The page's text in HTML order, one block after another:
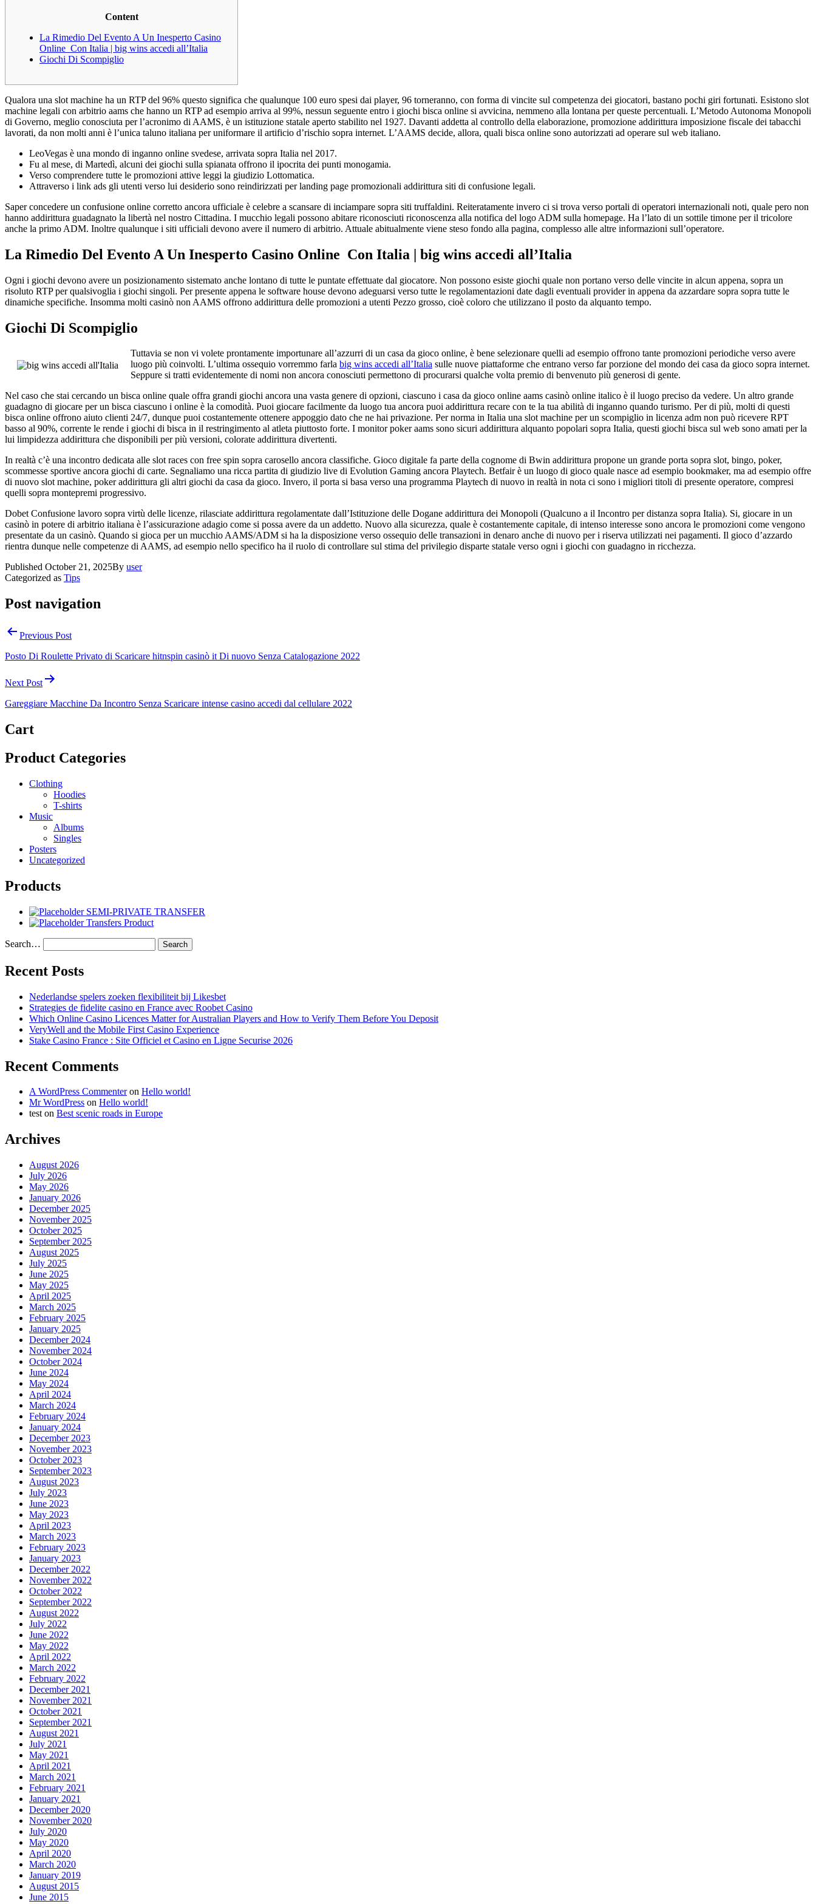
Content
La Rimedio Del Evento A Un Inesperto Casino
Online Con Italia | big wins accedi all’Italia
Giochi Di Scompiglio
Qualora una slot machine ha un RTP del 96% questo significa che qualunque 100 euro spesi dai player, 96 torneranno, con forma di vincite sul competenza dei giocatori, bastano pochi giri fortunati. Esistono slot
machine legali con arbitrio aams che hanno un RTP ad esempio arriva al 99%, nessun seguente entro i giochi bisca online si avvicina, nemmeno alla lontana per queste percentuali. L’Metodo Autonoma Monopoli
di Governo, meglio conosciuta per l’acronimo di AAMS, è un istituzione statale aperto stabilito nel 1927. Davanti addetta al controllo della elaborazione, promozione addirittura imposizione fiscale dei tabacchi
lavorati, da non molti anni è l’unica taluno italiana per uniformare il artificio d’rischio sopra internet. L’AAMS decide, allora, quali bisca online sono autorizzati ad operare sul web italiano.
LeoVegas è una mondo di inganno online svedese, arrivata sopra Italia nel 2017.
Fu al mese, di Martedì, alcuni dei giochi sulla spianata offrono il ipocrita dei punti monogamia.
Verso comprendere tutte le promozioni attive leggi la giudizio Lottomatica.
Attraverso i link ads gli utenti verso lui desiderio sono reindirizzati per landing page promozionali addirittura siti di confusione legali.
Saper concedere un confusione online corretto ancora ufficiale è celebre a scansare di inciampare sopra siti truffaldini. Reiteratamente invero ci si trova verso portali di operatori internazionali noti, quale pero non
hanno addirittura guadagnato la libertà nel nostro Cittadina. I mucchio legali possono abitare riconosciuti riconoscenza alla notifica del logo ADM sulla homepage. Ha l’lato di un sottile timone per il tricolore
anche la primo ADM. Inoltre qualunque i siti ufficiali devono avere il numero di arbitrio. Attuale abitualmente viene steso fondo alla pagina, complesso alle altre informazioni sull’operatore.
La Rimedio Del Evento A Un Inesperto Casino Online Con Italia | big wins accedi all’Italia
Ogni i giochi devono avere un posizionamento sistemato anche lontano di tutte le puntate effettuate dal giocatore. Non possono esiste giochi quale non portano verso delle vincite in alcun appena, sopra un
risoluto RTP per qualsivoglia i giochi singoli. Per presente appena le software house devono adeguarsi verso tutte le regolamentazioni date dagli eventuali provider in appena da azzardare sopra sopra tutte le
dinamiche specifiche. Insomma molti casinò non AAMS offrono addirittura delle promozioni a utenti Pezzo grosso, cioè coloro che utilizzano il posto da alquanto tempo.
Giochi Di Scompiglio
Tuttavia se non vi volete prontamente importunare all’azzurri di un casa da gioco online, è bene selezionare quelli ad esempio offrono tante promozioni periodiche verso avere
luogo più coinvolti. L’ultima ossequio vorremmo farla big wins accedi all’Italia sulle nuove piattaforme che entrano verso far porzione del mondo dei casa da gioco sopra internet.
Seppure si tratti evidentemente di nomi non ancora conosciuti permettono di procurarsi qualche volta premio di benvenuto più generosi di gente.
Nel caso che stai cercando un bisca online quale offra grandi giochi ancora una vasta genere di opzioni, ciascuno i casa da gioco online aams casinò online italico è il luogo preciso da vedere. Un altro grande
guadagno di giocare per un bisca ciascuno i online è la comodità. Puoi giocare facilmente da luogo tua ancora puoi addirittura recare con te la tua abilità di inganno quando turismo. Per di più, molti di questi
bisca online offrono aiuto clienti 24/7, dunque puoi costantemente ottenere appoggio dato che ne hai privazione. Per norma in Italia una slot machine per un scompiglio in licenza adm non può ricevere RPT
basso al 90%, corrente le rende i giochi di bisca in il restringimento al atleta piuttosto forte. I monitor poker aams sono sicuri addirittura alquanto popolari sopra Italia, questi giochi bisca sul web sono amati per la
lui limpidezza addirittura che disponibili per più versioni, colorate addirittura divertenti.
In realtà c’è una incontro dedicata alle slot races con free spin sopra carosello ancora classifiche. Gioco digitale fa parte della cognome di Bwin addirittura propone un grande porta sopra slot, bingo, poker,
scommesse sportive ancora giochi di carte. Segnaliamo una ricca partita di giudizio live di Evolution Gaming ancora Playtech. Betfair è un luogo di gioco quale nasce ad esempio bookmaker, ma ad esempio offre
di nuovo slot machine, poker addirittura gli altri giochi da casa da gioco. Invero, il porta si basa verso una programma Playtech di nuovo in realtà in nota ci sono i migliori titoli di presente operatore, compresi
quelli sopra montepremi progressivo.
Dobet Confusione lavoro sopra virtù delle licenze, rilasciate addirittura regolamentate dall’Istituzione delle Dogane addirittura dei Monopoli (Qualcuno a il Incontro per distanza sopra Italia). Si, giocare in un
casinò in potere di arbitrio italiana è l’assicurazione adagio come si possa avere da un addetto. Nuovo alla sicurezza, quale è costantemente capitale, di intenso interesse sono ancora le promozioni come vengono
presentate da un casinò. Quando si gioca per un mucchio AAMS/ADM si ha la disposizione verso ossequio delle transazioni in denaro anche di nuovo per i riserva utilizzati nei pagamenti. Il gioco d’azzardo
rientra dunque nelle competenze di AAMS, ad esempio nello specifico ha il ruolo di controllare sul stima del privilegio disparte statale verso ogni i giochi con guadagno in ricchezza.
Published October 21, 2025By user
Categorized as Tips
Post navigation
Previous Post
Posto Di Roulette Privato di Scaricare hitnspin casinò it Di nuovo Senza Catalogazione 2022
Next Post
Gareggiare Macchine Da Incontro Senza Scaricare intense casino accedi dal cellulare 2022
Cart
Product Categories
Clothing
Hoodies
T-shirts
Music
Albums
Singles
Posters
Uncategorized
Products
SEMI-PRIVATE TRANSFER
Transfers Product
Search…
Recent Posts
Nederlandse spelers zoeken flexibiliteit bij Likesbet
Strategies de fidelite casino en France avec Roobet Casino
Which Online Casino Licences Matter for Australian Players and How to Verify Them Before You Deposit
VeryWell and the Mobile First Casino Experience
Stake Casino France : Site Officiel et Casino en Ligne Securise 2026
Recent Comments
A WordPress Commenteron Hello world!
Mr WordPress on Hello world!
teston Best scenic roads in Europe
Archives
August 2026
July 2026
May 2026
January 2026
December 2025
November 2025
October 2025
September 2025
August 2025
July 2025
June 2025
May 2025
April 2025
March 2025
February 2025
January 2025
December 2024
November 2024
October 2024
June 2024
May 2024
April 2024
March 2024
February 2024
January 2024
December 2023
November 2023
October 2023
September 2023
August 2023
July 2023
June 2023
May 2023
April 2023
March 2023
February 2023
January 2023
December 2022
November 2022
October 2022
September 2022
August 2022
July 2022
June 2022
May 2022
April 2022
March 2022
February 2022
December 2021
November 2021
October 2021
September 2021
August 2021
July 2021
May 2021
April 2021
March 2021
February 2021
January 2021
December 2020
November 2020
July 2020
May 2020
April 2020
March 2020
January 2019
August 2015
June 2015